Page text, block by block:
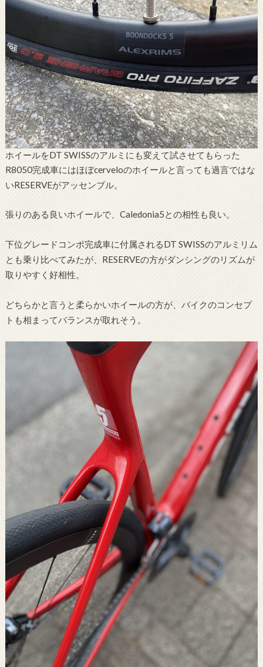
ホイールをDT SWISSのアルミにも変えて試させてもらった
R8050完成車にはほぼcerveloのホイールと言っても過言ではな
いRESERVEがアッセンブル。
張りのある良いホイールで、Caledonia5との相性も良い。
下位グレードコンポ完成車に付属されるDT SWISSのアルミリム
とも乗り比べてみたが、RESERVEの方がダンシングのリズムが
取りやすく好相性。
どちらかと言うと柔らかいホイールの方が、バイクのコンセプ
トも相まってバランスが取れそう。